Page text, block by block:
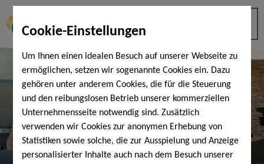
Cookie-Einstellungen
Um Ihnen einen idealen Besuch auf unserer Webseite zu
ermöglichen, setzen wir sogenannte Cookies ein. Dazu
gehören unter anderem Cookies, die für die Steuerung
und den reibungslosen Betrieb unserer kommerziellen
Unternehmensseite notwendig sind. Zusätzlich
verwenden wir Cookies zur anonymen Erhebung von
Statistiken sowie solche, die zur Ausspielung und Anzeige
personalisierter Inhalte auch nach dem Besuch unserer